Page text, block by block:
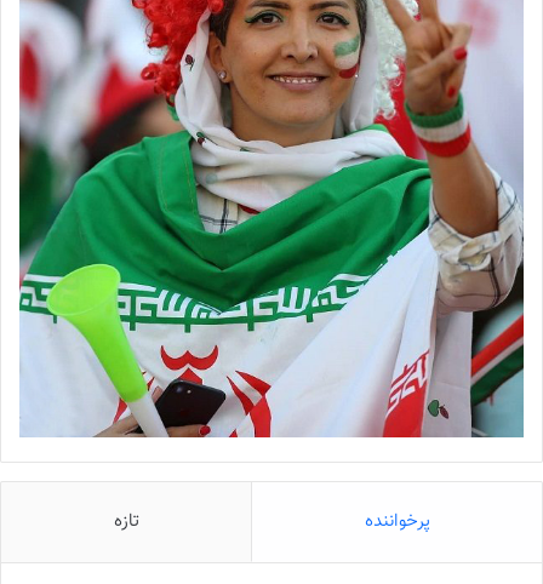
پرخواننده تازه